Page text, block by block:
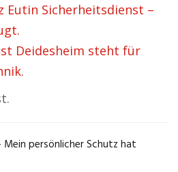
Eutin Sicherheitsdienst –
Deidesheim steht für
Mein persönlicher Schutz hat